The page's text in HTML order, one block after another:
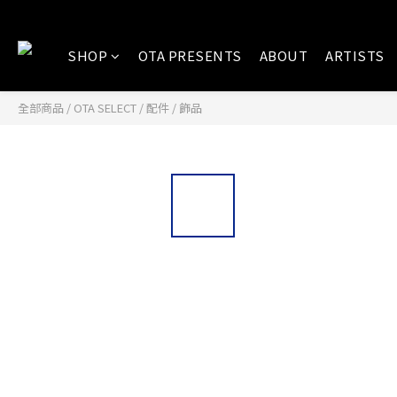
SHOP OTA PRESENTS ABOUT ARTISTS
全部商品 / OTA SELECT /配件 / 飾品